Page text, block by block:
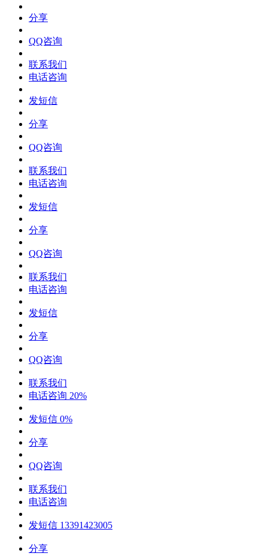
分享
QQ咨询
联系我们
电话咨询
发短信
分享
QQ咨询
联系我们
电话咨询
发短信
分享
QQ咨询
联系我们
电话咨询
发短信
分享
QQ咨询
联系我们
电话咨询 20%
发短信 0%
分享
QQ咨询
联系我们
电话咨询
发短信 13391423005
分享